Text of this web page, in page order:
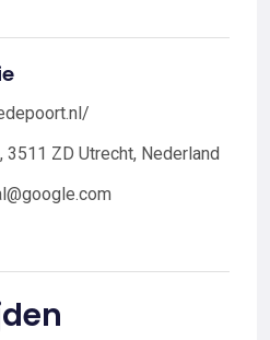
ZD Utrecht, Nederland